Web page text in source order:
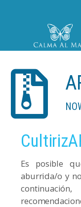
Es posible
aburrida/o y